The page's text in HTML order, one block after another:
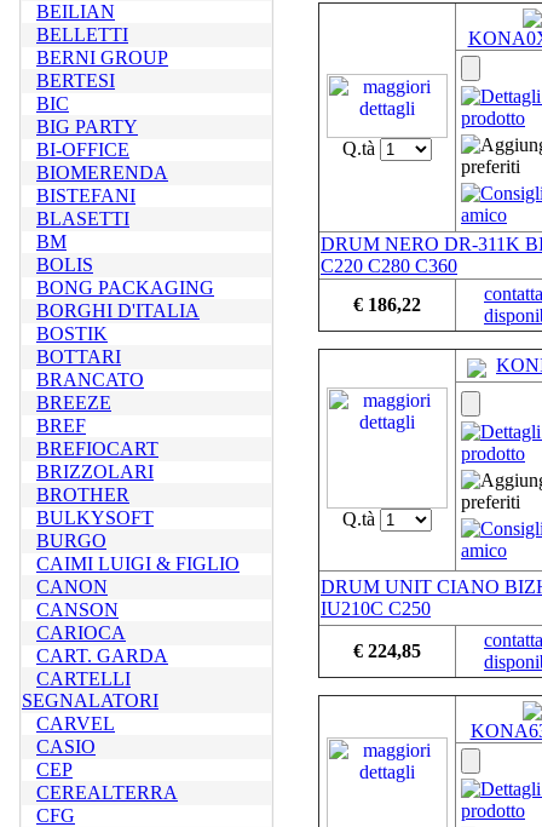
BEILIAN
BELLETTI
BERNI GROUP
BERTESI
BIC
BIG PARTY
BI-OFFICE
BIOMERENDA
BISTEFANI
BLASETTI
BM
BOLIS
BONG PACKAGING
BORGHI D'ITALIA
BOSTIK
BOTTARI
BRANCATO
BREEZE
BREF
BREFIOCART
BRIZZOLARI
BROTHER
BULKYSOFT
BURGO
CAIMI LUIGI & FIGLIO
CANON
CANSON
CARIOCA
CART. GARDA
CARTELLI
SEGNALATORI
CARVEL
CASIO
CEP
CEREALTERRA
CFG
Q.tà
DRUM NERO DR-311K
C220 C280 C360
€ 186,22
Q.tà
DRUM UNIT CIANO
IU210C C250
€ 224,85